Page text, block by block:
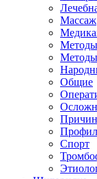
Массаж
Методы
Общие
Спорт